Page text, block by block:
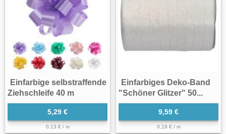
Einfarbige selbstraffende
Ziehschleife 40 m
5,29 €
0,13 € / m
Einfarbiges Deko-Band
"Schöner Glitzer" 50...
9,59 €
0,19 € / m